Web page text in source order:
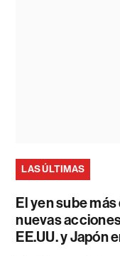
LAS ÚLTIMAS
El yen sube más
nuevas
EE.UU. y Japón